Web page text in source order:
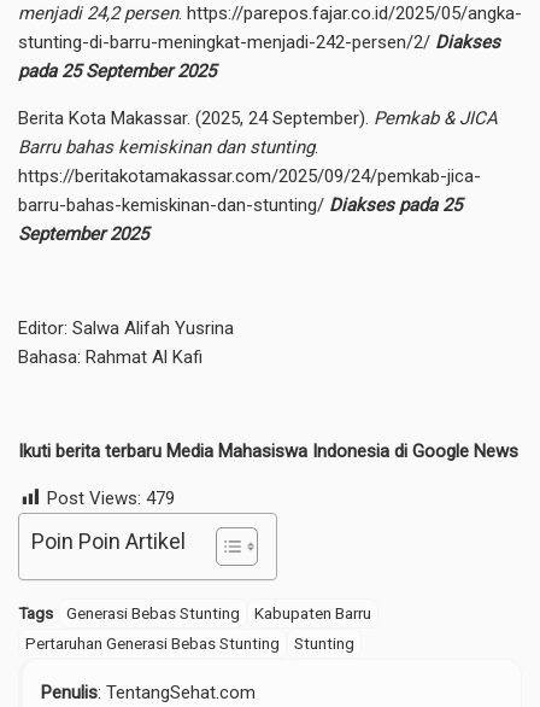
menjadi 24,2 persen. https://parepos.fajar.co.id/2025/05/angka-
stunting-di-barru-meningkat-menjadi-242-persen/2/ Diakses
pada 25 September 2025
Berita Kota Makassar. (2025, 24 September). Pemkab & JICA
Barru bahas kemiskinan dan stunting.
https://beritakotamakassar.com/2025/09/24/pemkab-jica-
barru-bahas-kemiskinan-dan-stunting/ Diakses pada 25
September 2025
Editor: Salwa Alifah Yusrina
Bahasa: Rahmat Al Kafi
Ikuti berita terbaru Media Mahasiswa Indonesia di Google News
Post Views: 479
Poin Poin Artikel
Tags Generasi Bebas Stunting
Kabupaten Barru
Pertaruhan Generasi Bebas Stunting
Stunting
Penulis: TentangSehat.com